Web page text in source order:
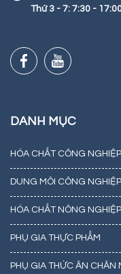
Thứ 3 - 7: 7:30 -
DANH MỤC
HÓA CHẤT CÔNG NGHIỆP
DUNG MÔI CÔNG NGHIỆP
HÓA CHẤT NÔNG NGHIỆP
PHỤ GIA THỰC PHẨM
PHỤ GIA THỨC ĂN CHĂN